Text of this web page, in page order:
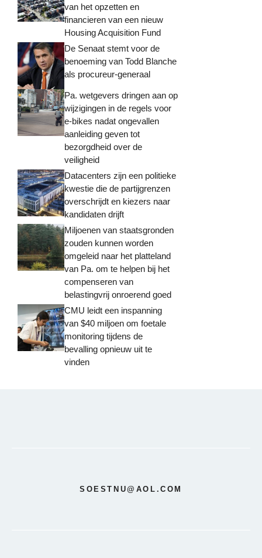
van het opzetten en
financieren van een nieuw
Housing Acquisition Fund
De Senaat stemt voor de
benoeming van Todd Blanche
als procureur-generaal
Pa. wetgevers dringen aan op
wijzigingen in de regels voor
e-bikes nadat ongevallen
aanleiding geven tot
bezorgdheid over de
veiligheid
Datacenters zijn een politieke
kwestie die de partijgrenzen
overschrijdt en kiezers naar
kandidaten drijft
Miljoenen van staatsgronden
zouden kunnen worden
omgeleid naar het platteland
van Pa. om te helpen bij het
compenseren van
belastingvrij onroerend goed
CMU leidt een inspanning
van $40 miljoen om foetale
monitoring tijdens de
bevalling opnieuw uit te
vinden
SOESTNU@AOL.COM